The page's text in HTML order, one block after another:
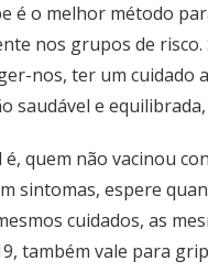
é o melhor método
nos grupos de
nos, ter um cuidado
saudável e
é, quem não vacinou
sintomas, espere
cuidados, as
também vale para